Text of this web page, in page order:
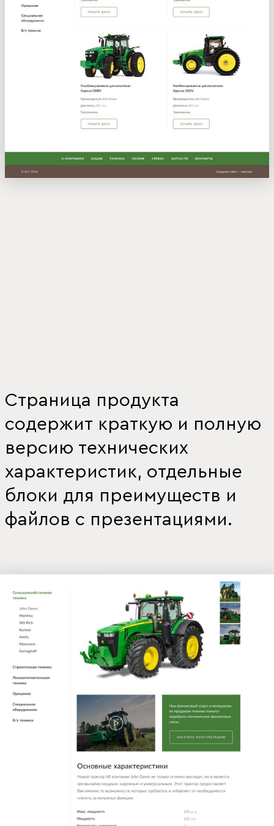
Страница продукта
содержит краткую и полную
версию технических
характеристик, отдельные
блоки для преимуществ и
файлов с презентациями.